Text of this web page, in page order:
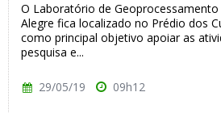
O Laboratório de
Alegre fica localizado no Prédio dos
como principal objetivo apoiar as
pesquisa e...
29/05/19 09h12